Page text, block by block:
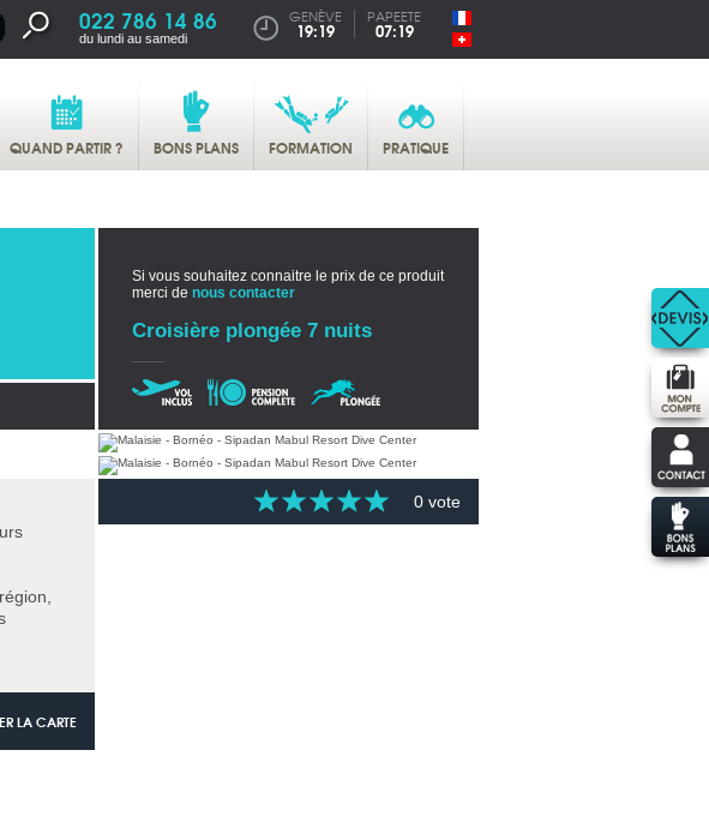
022 786 14 86
du lundi au samedi
GENÈVE
19:19
PAPEETE
07:19
QUAND PARTIR ? BONS PLANS FORMATION PRATIQUE
Si vous souhaitez connaitre le prix de ce produit
merci de nous contacter
Croisière plongée 7 nuits
LA CARTE
0 vote